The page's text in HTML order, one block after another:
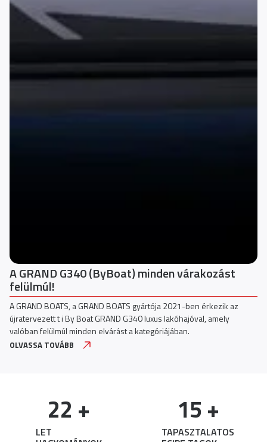
A GRAND G340 (ByBoat) minden várakozást
felülmúl!
A GRAND BOATS, a GRAND BOATS gyártója 2021-ben érkezik az
újratervezett t i By Boat GRAND G340 luxus lakóhajóval, amely
valóban felülmúl minden elvárást a kategóriájában.
OLVASSA TOVÁBB
LET
22 +
TAPASZTALATOS
15 +